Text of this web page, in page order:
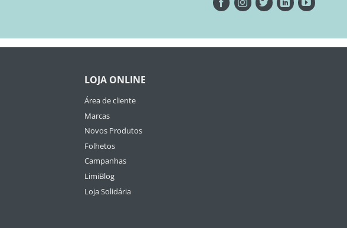
LOJA ONLINE
Área de cliente
Marcas
Novos Produtos
Folhetos
Campanhas
LimiBlog
Loja Solidária